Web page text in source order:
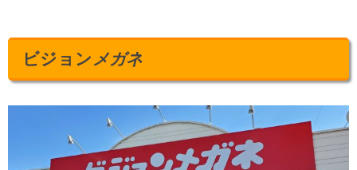
ビジョン メガネ